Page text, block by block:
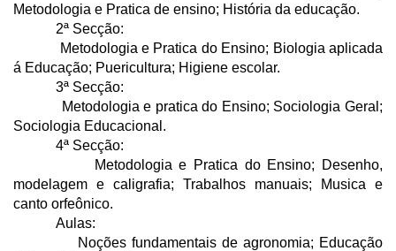
Metodologia e Pratica de ensino; História da educação.
2ª Secção:
Metodologia e Pratica do Ensino; Biologia aplicada
á Educação; Puericultura; Higiene escolar.
3ª Secção:
Metodologia e pratica do Ensino; Sociologia Geral;
Sociologia Educacional.
4ª Secção:
Metodologia e Pratica do Ensino; Desenho,
modelagem e caligrafia; Trabalhos manuais; Musica e
canto orfeônico.
Aulas:
Noções fundamentais de agronomia; Educação